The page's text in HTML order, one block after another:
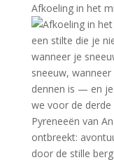
Afkoeling in het